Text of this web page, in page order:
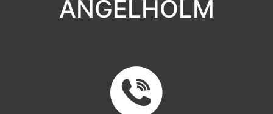
ÄNGELHOLM